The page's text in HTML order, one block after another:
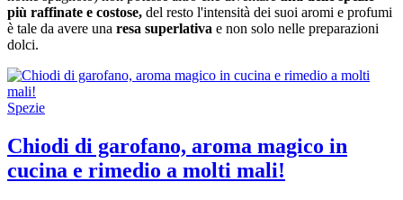
più raffinate e costose, del resto l'intensità dei suoi aromi e profumi
è tale da avere una resa superlativa e non solo nelle preparazioni
dolci.
Spezie
Chiodi di garofano, aroma magico in
cucina e rimedio a molti mali!